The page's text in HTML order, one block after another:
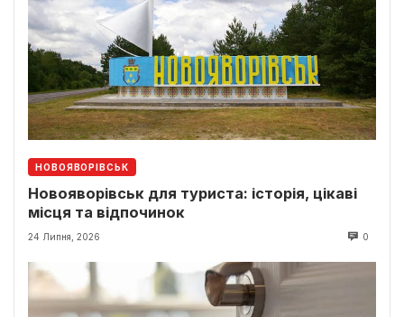
НОВОЯВОРІВСЬК
Новояворівськ для туриста: історія, цікаві
місця та відпочинок
24 Липня, 2026 0